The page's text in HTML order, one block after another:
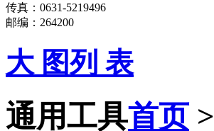
传真：0631-5219496
邮编：264200
大 图列 表
通用工具首页>